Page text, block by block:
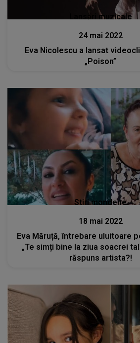
Lansări muzicale
24 mai 2022
Eva Nicolescu a lansat
„Poison”
Stiri mondene
18 mai 2022
Eva Măruță, întrebare uluitoare
„Te simți bine la ziua soacrei
răspuns artista?!